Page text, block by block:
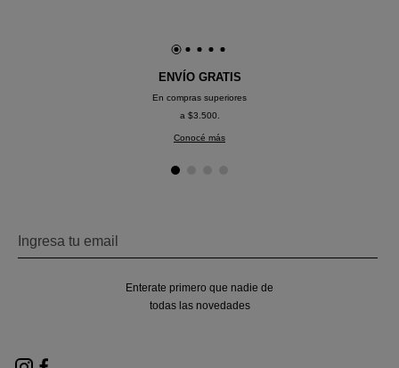
ENVÍO GRATIS
En compras superiores
a $3.500.
Conocé más
Enterate primero que nadie de
todas las novedades